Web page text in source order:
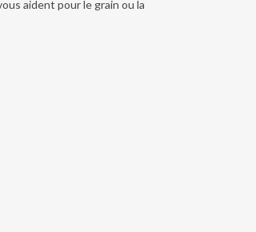
aident pour le grain ou la